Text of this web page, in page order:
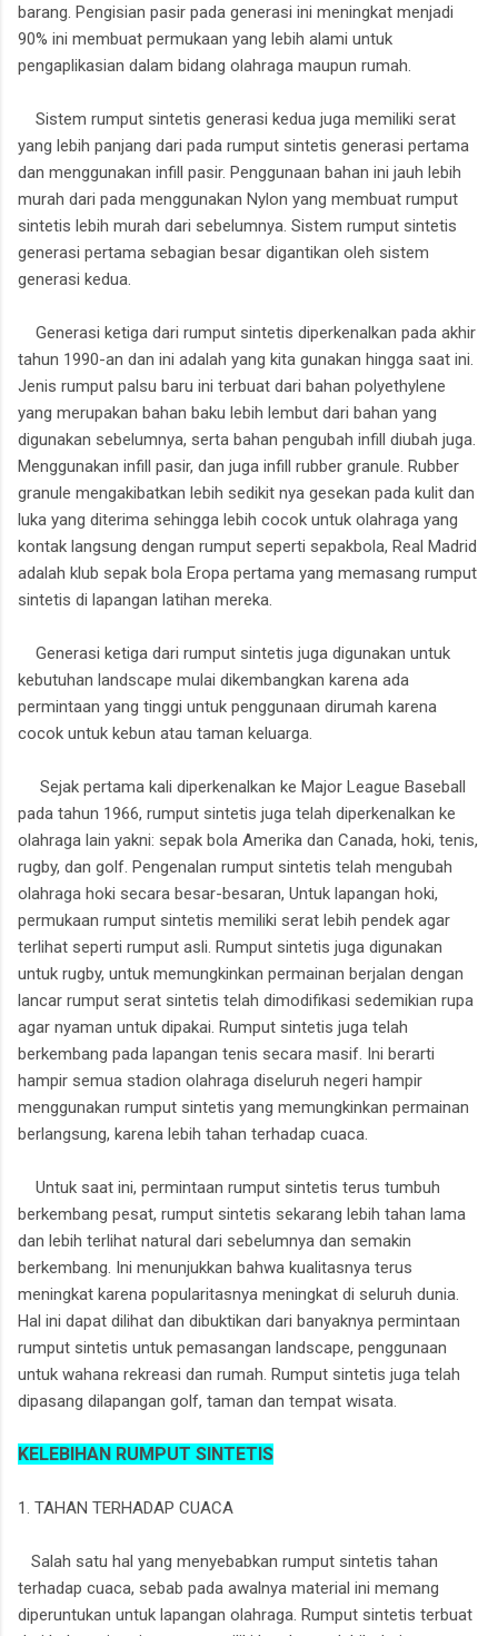
barang. Pengisian pasir pada generasi ini meningkat menjadi
90% ini membuat permukaan yang lebih alami untuk
pengaplikasian dalam bidang olahraga maupun rumah.
Sistem rumput sintetis generasi kedua juga memiliki serat
yang lebih panjang dari pada rumput sintetis generasi pertama
dan menggunakan infill pasir. Penggunaan bahan ini jauh lebih
murah dari pada menggunakan Nylon yang membuat rumput
sintetis lebih murah dari sebelumnya. Sistem rumput sintetis
generasi pertama sebagian besar digantikan oleh sistem
generasi kedua.
Generasi ketiga dari rumput sintetis diperkenalkan pada akhir
tahun 1990-an dan ini adalah yang kita gunakan hingga saat ini.
Jenis rumput palsu baru ini terbuat dari bahan polyethylene
yang merupakan bahan baku lebih lembut dari bahan yang
digunakan sebelumnya, serta bahan pengubah infill diubah juga.
Menggunakan infill pasir, dan juga infill rubber granule. Rubber
granule mengakibatkan lebih sedikit nya gesekan pada kulit dan
luka yang diterima sehingga lebih cocok untuk olahraga yang
kontak langsung dengan rumput seperti sepakbola, Real Madrid
adalah klub sepak bola Eropa pertama yang memasang rumput
sintetis di lapangan latihan mereka.
Generasi ketiga dari rumput sintetis juga digunakan untuk
kebutuhan landscape mulai dikembangkan karena ada
permintaan yang tinggi untuk penggunaan dirumah karena
cocok untuk kebun atau taman keluarga.
Sejak pertama kali diperkenalkan ke Major League Baseball
pada tahun 1966, rumput sintetis juga telah diperkenalkan ke
olahraga lain yakni: sepak bola Amerika dan Canada, hoki, tenis,
rugby, dan golf. Pengenalan rumput sintetis telah mengubah
olahraga hoki secara besar-besaran, Untuk lapangan hoki,
permukaan rumput sintetis memiliki serat lebih pendek agar
terlihat seperti rumput asli. Rumput sintetis juga digunakan
untuk rugby, untuk memungkinkan permainan berjalan dengan
lancar rumput serat sintetis telah dimodifikasi sedemikian rupa
agar nyaman untuk dipakai. Rumput sintetis juga telah
berkembang pada lapangan tenis secara masif. Ini berarti
hampir semua stadion olahraga diseluruh negeri hampir
menggunakan rumput sintetis yang memungkinkan permainan
berlangsung, karena lebih tahan terhadap cuaca.
Untuk saat ini, permintaan rumput sintetis terus tumbuh
berkembang pesat, rumput sintetis sekarang lebih tahan lama
dan lebih terlihat natural dari sebelumnya dan semakin
berkembang. Ini menunjukkan bahwa kualitasnya terus
meningkat karena popularitasnya meningkat di seluruh dunia.
Hal ini dapat dilihat dan dibuktikan dari banyaknya permintaan
rumput sintetis untuk pemasangan landscape, penggunaan
untuk wahana rekreasi dan rumah. Rumput sintetis juga telah
dipasang dilapangan golf, taman dan tempat wisata.
KELEBIHAN RUMPUT SINTETIS
1. TAHAN TERHADAP CUACA
Salah satu hal yang menyebabkan rumput sintetis tahan
terhadap cuaca, sebab pada awalnya material ini memang
diperuntukan untuk lapangan olahraga. Rumput sintetis terbuat